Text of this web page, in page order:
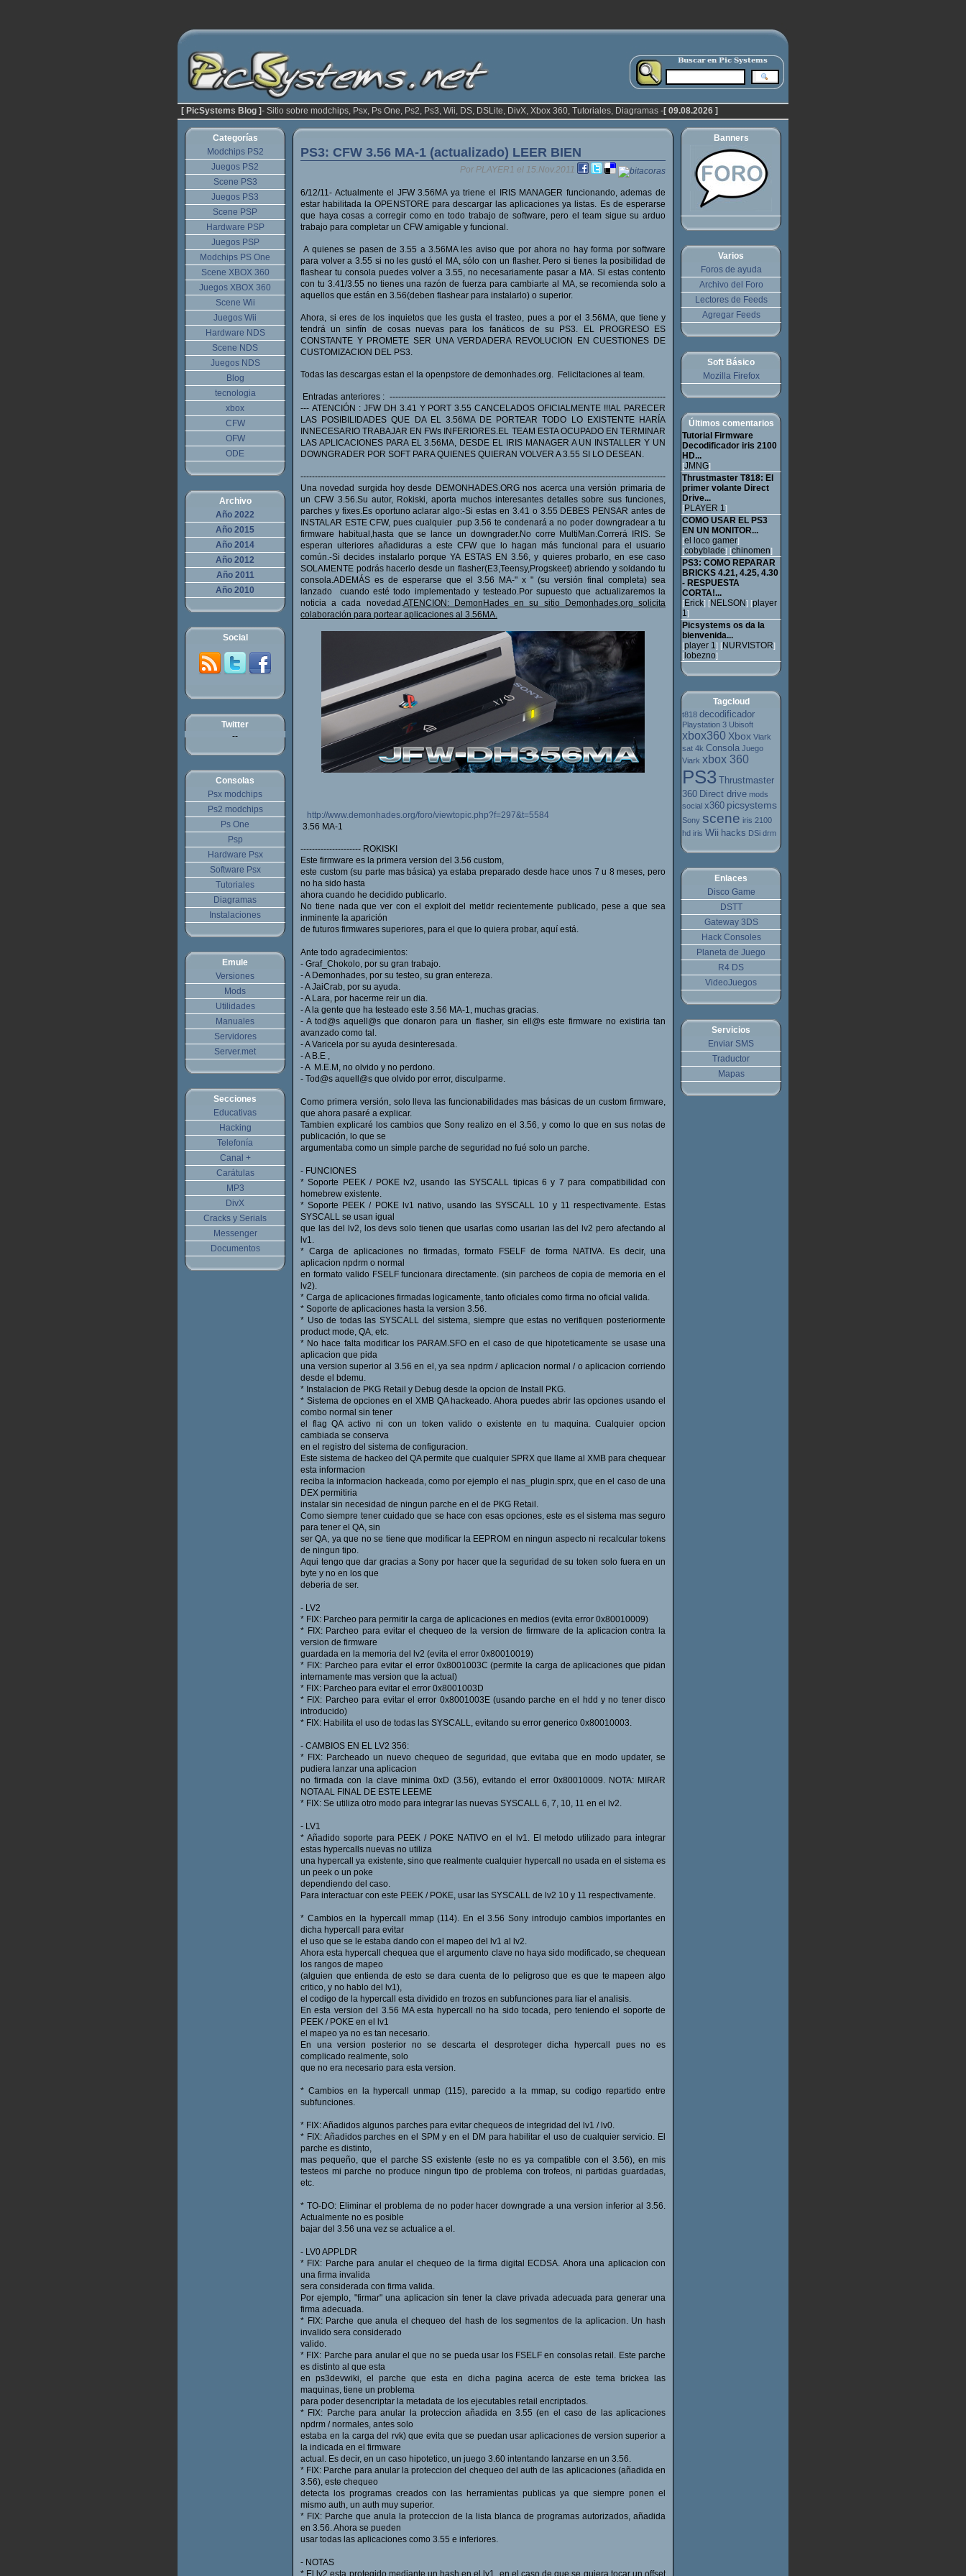
[ PicSystems Blog ]- Sitio sobre modchips, Psx, Ps One, Ps2, Ps3, Wii, DS, DSLite, DivX, Xbox 360, Tutoriales, Diagramas -[ 09.08.2026 ]
PS3: CFW 3.56 MA-1 (actualizado) LEER BIEN
Por PLAYER1 el 15.Nov.2011
6/12/11- Actualmente el JFW 3.56MA ya triene el IRIS MANAGER funcionando, ademas de
estar habilitada la OPENSTORE para descargar las aplicaciones ya listas. Es de esperarse
que haya cosas a corregir como en todo trabajo de software, pero el team sigue su arduo
trabajo para completar un CFW amigable y funcional.
A quienes se pasen de 3.55 a 3.56MA les aviso que por ahora no hay forma por software
para volver a 3.55 si no les gustó el MA, sólo con un flasher. Pero si tienes la posibilidad de
flashear tu consola puedes volver a 3.55, no necesariamente pasar a MA. Si estas contento
con tu 3.41/3.55 no tienes una razón de fuerza para cambiarte al MA, se recomienda solo a
aquellos que están en 3.56(deben flashear para instalarlo) o superior.
Ahora, si eres de los inquietos que les gusta el trasteo, pues a por el 3.56MA, que tiene y
tendrá un sinfín de cosas nuevas para los fanáticos de su PS3. EL PROGRESO ES
CONSTANTE Y PROMETE SER UNA VERDADERA REVOLUCION EN CUESTIONES DE
CUSTOMIZACION DEL PS3.
Todas las descargas estan el la openpstore de demonhades.org. Felicitaciones al team.
Entradas anteriores : ------------------------------------------------------------------------------------------------
--- ATENCIÓN : JFW DH 3.41 Y PORT 3.55 CANCELADOS OFICIALMENTE !!!AL PARECER
LAS POSIBILIDADES QUE DA EL 3.56MA DE PORTEAR TODO LO EXISTENTE HARÍA
INNECESARIO TRABAJAR EN FWs INFERIORES.EL TEAM ESTA OCUPADO EN TERMINAR
LAS APLICACIONES PARA EL 3.56MA, DESDE EL IRIS MANAGER A UN INSTALLER Y UN
DOWNGRADER POR SOFT PARA QUIENES QUIERAN VOLVER A 3.55 SI LO DESEAN.
-------------------------------------------------------------------------------------------------------------------------------
Una novedad surgida hoy desde DEMONHADES.ORG nos acerca una versión primaria de
un CFW 3.56.Su autor, Rokiski, aporta muchos interesantes detalles sobre sus funciones,
parches y fixes.Es oportuno aclarar algo:-Si estas en 3.41 o 3.55 DEBES PENSAR antes de
INSTALAR ESTE CFW, pues cualquier .pup 3.56 te condenará a no poder downgradear a tu
firmware habitual,hasta que se lance un downgrader.No corre MultiMan.Correrá IRIS. Se
esperan ulteriores añadiduras a este CFW que lo hagan más funcional para el usuario
común.-Si decides instalarlo porque YA ESTAS EN 3.56, y quieres probarlo, en ese caso
SOLAMENTE podrás hacerlo desde un flasher(E3,Teensy,Progskeet) abriendo y soldando tu
consola.ADEMÁS es de esperarse que el 3.56 MA-" x " (su versión final completa) sea
lanzado cuando esté todo implementado y testeado.Por supuesto que actualizaremos la
noticia a cada novedad.ATENCION: DemonHades en su sitio Demonhades.org solicita
colaboración para portear aplicaciones al 3.56MA.
http://www.demonhades.org/foro/viewtopic.php?f=297&t=5584
3.56 MA-1
--------------------- ROKISKI
Este firmware es la primera version del 3.56 custom,
este custom (su parte mas básica) ya estaba preparado desde hace unos 7 u 8 meses, pero
no ha sido hasta
ahora cuando he decidido publicarlo.
No tiene nada que ver con el exploit del metldr recientemente publicado, pese a que sea
inminente la aparición
de futuros firmwares superiores, para el que lo quiera probar, aquí está.
Ante todo agradecimientos:
- Graf_Chokolo, por su gran trabajo.
- A Demonhades, por su testeo, su gran entereza.
- A JaiCrab, por su ayuda.
- A Lara, por hacerme reir un dia.
- A la gente que ha testeado este 3.56 MA-1, muchas gracias.
- A tod@s aquell@s que donaron para un flasher, sin ell@s este firmware no existiria tan
avanzado como tal.
- A Varicela por su ayuda desinteresada.
- A B.E ,
- A M.E.M, no olvido y no perdono.
- Tod@s aquell@s que olvido por error, disculparme.
Como primera versión, solo lleva las funcionabilidades mas básicas de un custom firmware,
que ahora pasaré a explicar.
Tambien explicaré los cambios que Sony realizo en el 3.56, y como lo que en sus notas de
publicación, lo que se
argumentaba como un simple parche de seguridad no fué solo un parche.
- FUNCIONES
* Soporte PEEK / POKE lv2, usando las SYSCALL tipicas 6 y 7 para compatibilidad con
homebrew existente.
* Soporte PEEK / POKE lv1 nativo, usando las SYSCALL 10 y 11 respectivamente. Estas
SYSCALL se usan igual
que las del lv2, los devs solo tienen que usarlas como usarian las del lv2 pero afectando al
lv1.
* Carga de aplicaciones no firmadas, formato FSELF de forma NATIVA. Es decir, una
aplicacion npdrm o normal
en formato valido FSELF funcionara directamente. (sin parcheos de copia de memoria en el
lv2).
* Carga de aplicaciones firmadas logicamente, tanto oficiales como firma no oficial valida.
* Soporte de aplicaciones hasta la version 3.56.
* Uso de todas las SYSCALL del sistema, siempre que estas no verifiquen posteriormente
product mode, QA, etc.
* No hace falta modificar los PARAM.SFO en el caso de que hipoteticamente se usase una
aplicacion que pida
una version superior al 3.56 en el, ya sea npdrm / aplicacion normal / o aplicacion corriendo
desde el bdemu.
* Instalacion de PKG Retail y Debug desde la opcion de Install PKG.
* Sistema de opciones en el XMB QA hackeado. Ahora puedes abrir las opciones usando el
combo normal sin tener
el flag QA activo ni con un token valido o existente en tu maquina. Cualquier opcion
cambiada se conserva
en el registro del sistema de configuracion.
Este sistema de hackeo del QA permite que cualquier SPRX que llame al XMB para chequear
esta informacion
reciba la informacion hackeada, como por ejemplo el nas_plugin.sprx, que en el caso de una
DEX permitiria
instalar sin necesidad de ningun parche en el de PKG Retail.
Como siempre tener cuidado que se hace con esas opciones, este es el sistema mas seguro
para tener el QA, sin
ser QA, ya que no se tiene que modificar la EEPROM en ningun aspecto ni recalcular tokens
de ningun tipo.
Aqui tengo que dar gracias a Sony por hacer que la seguridad de su token solo fuera en un
byte y no en los que
deberia de ser.
- LV2
* FIX: Parcheo para permitir la carga de aplicaciones en medios (evita error 0x80010009)
* FIX: Parcheo para evitar el chequeo de la version de firmware de la aplicacion contra la
version de firmware
guardada en la memoria del lv2 (evita el error 0x80010019)
* FIX: Parcheo para evitar el error 0x8001003C (permite la carga de aplicaciones que pidan
internamente mas version que la actual)
* FIX: Parcheo para evitar el error 0x8001003D
* FIX: Parcheo para evitar el error 0x8001003E (usando parche en el hdd y no tener disco
introducido)
* FIX: Habilita el uso de todas las SYSCALL, evitando su error generico 0x80010003.
- CAMBIOS EN EL LV2 356:
* FIX: Parcheado un nuevo chequeo de seguridad, que evitaba que en modo updater, se
pudiera lanzar una aplicacion
no firmada con la clave minima 0xD (3.56), evitando el error 0x80010009. NOTA: MIRAR
NOTA AL FINAL DE ESTE LEEME
* FIX: Se utiliza otro modo para integrar las nuevas SYSCALL 6, 7, 10, 11 en el lv2.
- LV1
* Añadido soporte para PEEK / POKE NATIVO en el lv1. El metodo utilizado para integrar
estas hypercalls nuevas no utiliza
una hypercall ya existente, sino que realmente cualquier hypercall no usada en el sistema es
un peek o un poke
dependiendo del caso.
Para interactuar con este PEEK / POKE, usar las SYSCALL de lv2 10 y 11 respectivamente.
* Cambios en la hypercall mmap (114). En el 3.56 Sony introdujo cambios importantes en
dicha hypercall para evitar
el uso que se le estaba dando con el mapeo del lv1 al lv2.
Ahora esta hypercall chequea que el argumento clave no haya sido modificado, se chequean
los rangos de mapeo
(alguien que entienda de esto se dara cuenta de lo peligroso que es que te mapeen algo
critico, y no hablo del lv1),
el codigo de la hypercall esta dividido en trozos en subfunciones para liar el analisis.
En esta version del 3.56 MA esta hypercall no ha sido tocada, pero teniendo el soporte de
PEEK / POKE en el lv1
el mapeo ya no es tan necesario.
En una version posterior no se descarta el desproteger dicha hypercall pues no es
complicado realmente, solo
que no era necesario para esta version.
* Cambios en la hypercall unmap (115), parecido a la mmap, su codigo repartido entre
subfunciones.
* FIX: Añadidos algunos parches para evitar chequeos de integridad del lv1 / lv0.
* FIX: Añadidos parches en el SPM y en el DM para habilitar el uso de cualquier servicio. El
parche es distinto,
mas pequeño, que el parche SS existente (este no es ya compatible con el 3.56), en mis
testeos mi parche no produce ningun tipo de problema con trofeos, ni partidas guardadas,
etc.
* TO-DO: Eliminar el problema de no poder hacer downgrade a una version inferior al 3.56.
Actualmente no es posible
bajar del 3.56 una vez se actualice a el.
- LV0 APPLDR
* FIX: Parche para anular el chequeo de la firma digital ECDSA. Ahora una aplicacion con
una firma invalida
sera considerada con firma valida.
Por ejemplo, "firmar" una aplicacion sin tener la clave privada adecuada para generar una
firma adecuada.
* FIX: Parche que anula el chequeo del hash de los segmentos de la aplicacion. Un hash
invalido sera considerado
valido.
* FIX: Parche para anular el que no se pueda usar los FSELF en consolas retail. Este parche
es distinto al que esta
en ps3devwiki, el parche que esta en dicha pagina acerca de este tema brickea las
maquinas, tiene un problema
para poder desencriptar la metadata de los ejecutables retail encriptados.
* FIX: Parche para anular la proteccion añadida en 3.55 (en el caso de las aplicaciones
npdrm / normales, antes solo
estaba en la carga del rvk) que evita que se puedan usar aplicaciones de version superior a
la indicada en el firmware
actual. Es decir, en un caso hipotetico, un juego 3.60 intentando lanzarse en un 3.56.
* FIX: Parche para anular la proteccion del chequeo del auth de las aplicaciones (añadida en
3.56), este chequeo
detecta los programas creados con las herramientas publicas ya que siempre ponen el
mismo auth, un auth muy superior.
* FIX: Parche que anula la proteccion de la lista blanca de programas autorizados, añadida
en 3.56. Ahora se pueden
usar todas las aplicaciones como 3.55 e inferiores.
- NOTAS
* El lv2 esta protegido mediante un hash en el lv1, en el caso de que se quiera tocar un offset
Banners
Varios
Foros de ayuda
Archivo del Foro
Lectores de Feeds
Agregar Feeds
Soft Básico
Mozilla Firefox
Últimos comentarios
Tutorial Firmware
Decodificador iris 2100
HD...
[JMNG]
Thrustmaster T818: El
primer volante Direct
Drive...
[PLAYER 1]
COMO USAR EL PS3
EN UN MONITOR...
[el loco gamer]
[cobyblade] [chinomen]
PS3: COMO REPARAR
BRICKS 4.21, 4.25, 4.30
- RESPUESTA
CORTA!...
[Erick] [NELSON] [player
1]
Picsystems os da la
bienvenida...
[player 1] [NURVISTOR]
[ lobezno]
Tagcloud
t818 decodificador
Playstation 3 Ubisoft
xbox360 Xbox Viark
sat 4k Consola Juego
Viark xbox 360
PS3 Thrustmaster
360 Direct drive mods
social x360 picsystems
Sony scene iris 2100
hd iris Wii hacks DSi drm
Enlaces
Disco Game
DSTT
Gateway 3DS
Hack Consoles
Planeta de Juego
R4 DS
VideoJuegos
Servicios
Enviar SMS
Traductor
Mapas
Categorías
Modchips PS2
Juegos PS2
Scene PS3
Juegos PS3
Scene PSP
Hardware PSP
Juegos PSP
Modchips PS One
Scene XBOX 360
Juegos XBOX 360
Scene Wii
Juegos Wii
Hardware NDS
Scene NDS
Juegos NDS
Blog
tecnologia
xbox
CFW
OFW
ODE
Archivo
Año 2022
Año 2015
Año 2014
Año 2012
Año 2011
Año 2010
Social
Twitter
--
Consolas
Psx modchips
Ps2 modchips
Ps One
Psp
Hardware Psx
Software Psx
Tutoriales
Diagramas
Instalaciones
Emule
Versiones
Mods
Utilidades
Manuales
Servidores
Server.met
Secciones
Educativas
Hacking
Telefonía
Canal +
Carátulas
MP3
DivX
Cracks y Serials
Messenger
Documentos